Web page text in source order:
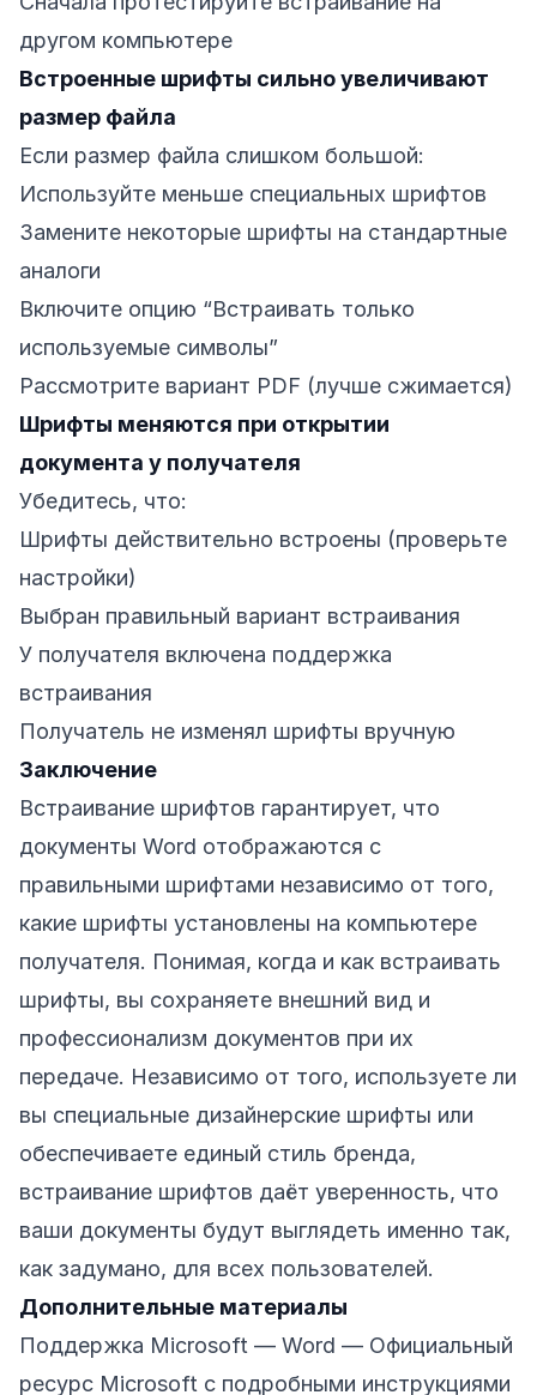
другом компьютере
Встроенные шрифты сильно увеличивают
размер файла
Если размер файла слишком большой:
Используйте меньше специальных шрифтов
Замените некоторые шрифты на стандартные
аналоги
Включите опцию “Встраивать только
используемые символы”
Рассмотрите вариант PDF (лучше сжимается)
Шрифты меняются при открытии
документа у получателя
Убедитесь, что:
Шрифты действительно встроены (проверьте
настройки)
Выбран правильный вариант встраивания
У получателя включена поддержка
встраивания
Получатель не изменял шрифты вручную
Заключение
Встраивание шрифтов гарантирует, что
документы Word отображаются с
правильными шрифтами независимо от того,
какие шрифты установлены на компьютере
получателя. Понимая, когда и как встраивать
шрифты, вы сохраняете внешний вид и
профессионализм документов при их
передаче. Независимо от того, используете ли
вы специальные дизайнерские шрифты или
обеспечиваете единый стиль бренда,
встраивание шрифтов даёт уверенность, что
ваши документы будут выглядеть именно так,
как задумано, для всех пользователей.
Дополнительные материалы
Поддержка Microsoft — Word — Официальный
ресурс Microsoft с подробными инструкциями